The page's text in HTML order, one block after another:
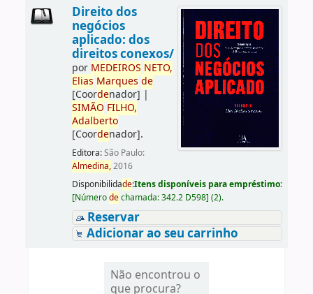
Direito dos
negócios
aplicado: dos
direitos conexos/
por MEDEIROS NETO,
Elias Marques de
[Coordenador] |
SIMÃO FILHO,
Adalberto
[Coordenador].
Editora:São Paulo:
Almedina,2016
Disponibilidade:Itens disponíveis para empréstimo:
[Númerodechamada:342.2 D598] (2).
Reservar
Adicionar ao seu carrinho
Não encontrou o
que procura?